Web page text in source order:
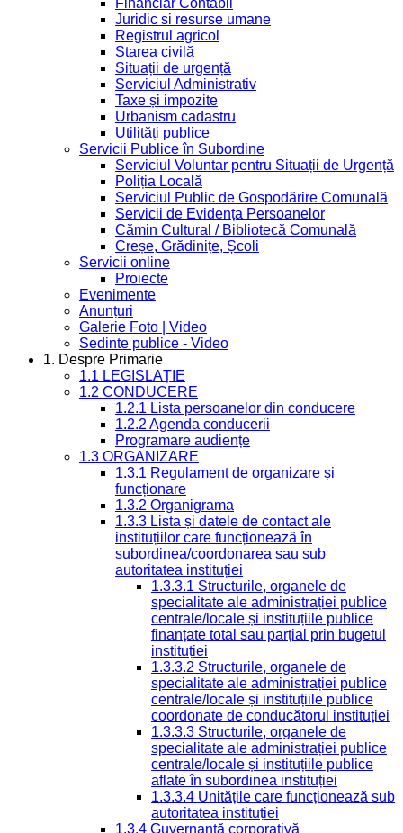
Financiar Contabil
Juridic si resurse umane
Registrul agricol
Starea civilă
Situații de urgență
Serviciul Administrativ
Taxe și impozite
Urbanism cadastru
Utilități publice
Servicii Publice în Subordine
Serviciul Voluntar pentru Situații de Urgență
Poliția Locală
Serviciul Public de Gospodărire Comunală
Servicii de Evidența Persoanelor
Cămin Cultural / Bibliotecă Comunală
Creșe, Grădinițe, Școli
Servicii online
Proiecte
Evenimente
Anunțuri
Galerie Foto | Video
Sedinte publice - Video
1. Despre Primarie
1.1 LEGISLAȚIE
1.2 CONDUCERE
1.2.1 Lista persoanelor din conducere
1.2.2 Agenda conducerii
Programare audiențe
1.3 ORGANIZARE
1.3.1 Regulament de organizare și
funcționare
1.3.2 Organigrama
1.3.3 Lista și datele de contact ale
instituțiilor care funcționează în
subordinea/coordonarea sau sub
autoritatea instituției
1.3.3.1 Structurile, organele de
specialitate ale administrației publice
centrale/locale și instituțiile publice
finanțate total sau parțial prin bugetul
instituției
1.3.3.2 Structurile, organele de
specialitate ale administrației publice
centrale/locale și instituțiile publice
coordonate de conducătorul instituției
1.3.3.3 Structurile, organele de
specialitate ale administrației publice
centrale/locale și instituțiile publice
aflate în subordinea instituției
1.3.3.4 Unitățile care funcționează sub
autoritatea instituției
1.3.4 Guvernanță corporativă